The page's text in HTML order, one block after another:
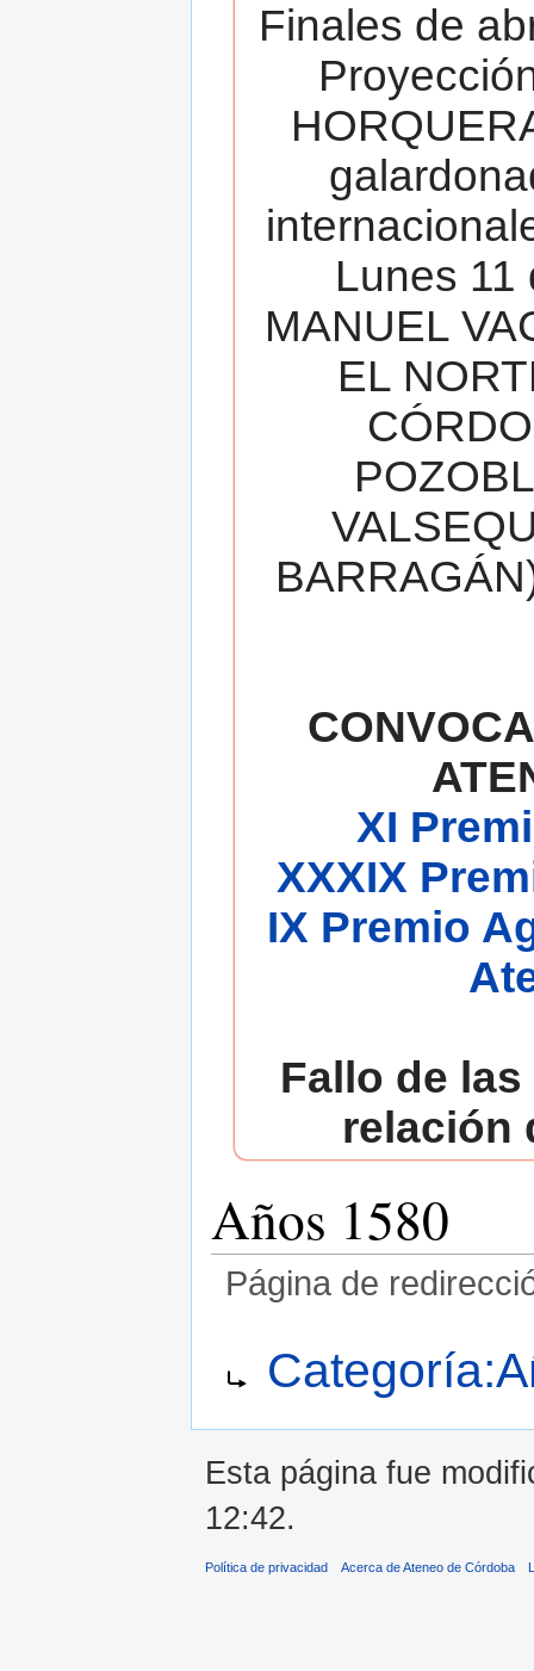
Finales de
Lunes 11
MANUEL
EL
XI
XXXIX
IX Premio
Fallo de
relación
Años 1580
Página de
Esta página fue
12:42.
Política de privacidad Acerca de Ateneo de Córdoba